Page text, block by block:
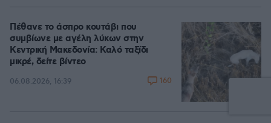
Πέθανε το άσπρο κουτάβι που
συμβίωνε με αγέλη λύκων στην
Κεντρική Μακεδονία: Καλό ταξίδι
μικρέ, δείτε βίντεο
06.08.2026, 16:39 160